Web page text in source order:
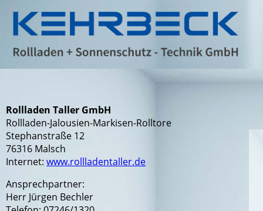
Rollladen Taller GmbH
Rollladen-Jalousien-Markisen-Rolltore
Stephanstraße 12
76316 Malsch
Internet: www.rollladentaller.de
Ansprechpartner:
Herr Jürgen Bechler